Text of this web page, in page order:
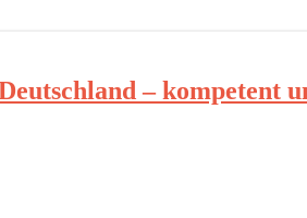
– kompetent